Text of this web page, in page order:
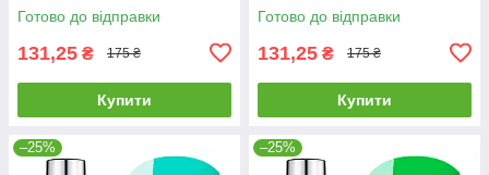
Готово до відправки
131,25 ₴ 175 ₴
Купити
Готово до відправки
131,25 ₴ 175 ₴
Купити
–25% –25%